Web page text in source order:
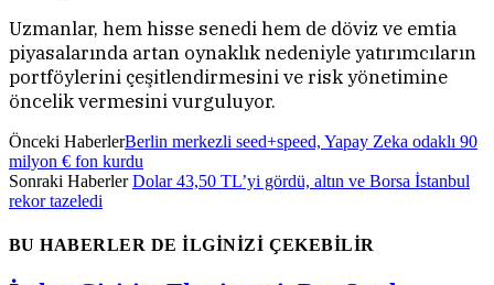
Uzmanlar, hem hisse senedi hem de döviz ve emtia
piyasalarında artan oynaklık nedeniyle yatırımcıların
portföylerini çeşitlendirmesini ve risk yönetimine
öncelik vermesini vurguluyor.
Önceki HaberlerBerlin merkezli seed+speed, Yapay Zeka odaklı 90
milyon € fon kurdu
Sonraki HaberlerDolar 43,50 TL’yi gördü, altın ve Borsa İstanbul
rekor tazeledi
BU HABERLER DE İLGİNİZİ ÇEKEBİLİR